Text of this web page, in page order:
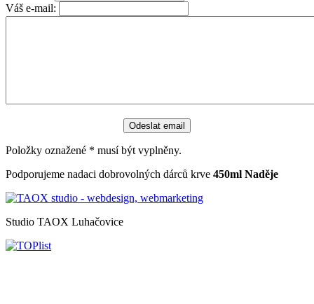
Váš e-mail:
Položky oznažené * musí být vyplněny.
Podporujeme nadaci dobrovolných dárců krve 450ml Naděje
Studio TAOX Luhačovice